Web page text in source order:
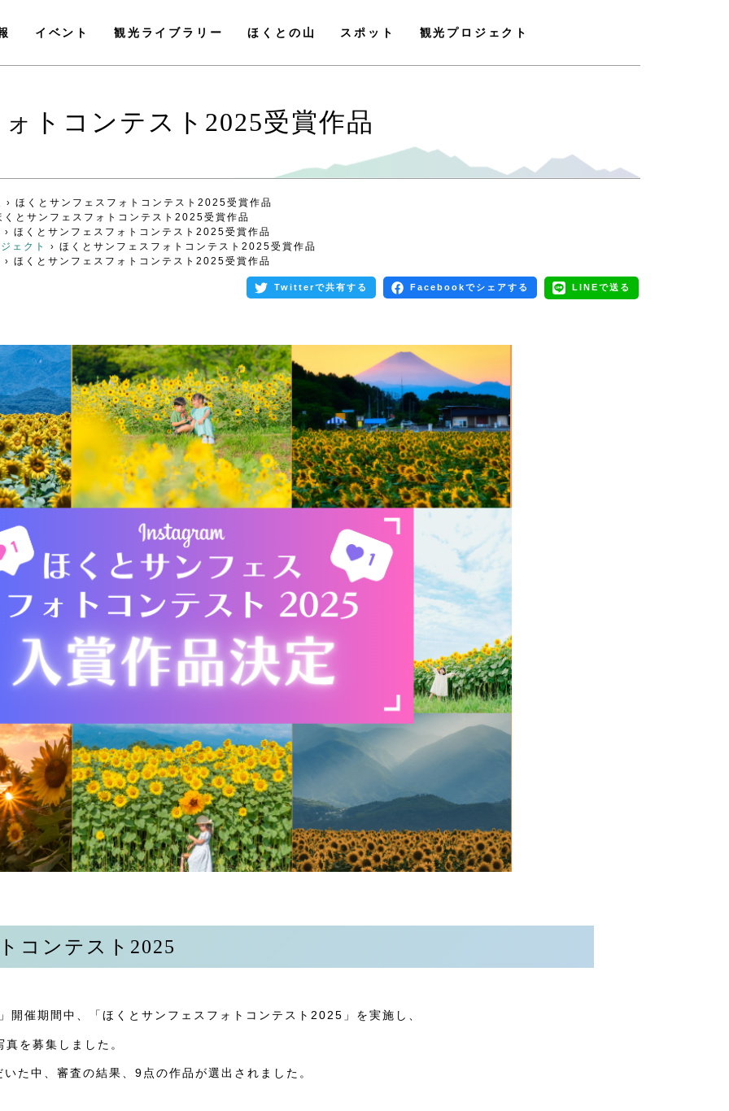
イベント 観光ライブラリー ほくとの山 スポット 観光プロジェクト
トコンテスト2025受賞作品
› ほくとサンフェスフォトコンテスト2025受賞作品
くとサンフェスフォトコンテスト2025受賞作品
› ほくとサンフェスフォトコンテスト2025受賞作品
ェクト
› ほくとサンフェスフォトコンテスト2025受賞作品
› ほくとサンフェスフォトコンテスト2025受賞作品
Twitterで共有する Facebookでシェアする LINEで送る
コンテスト2025
開催期間中、「ほくとサンフェスフォトコンテスト2025」を実施し、
を募集しました。
た中、審査の結果、9点の作品が選出されました。